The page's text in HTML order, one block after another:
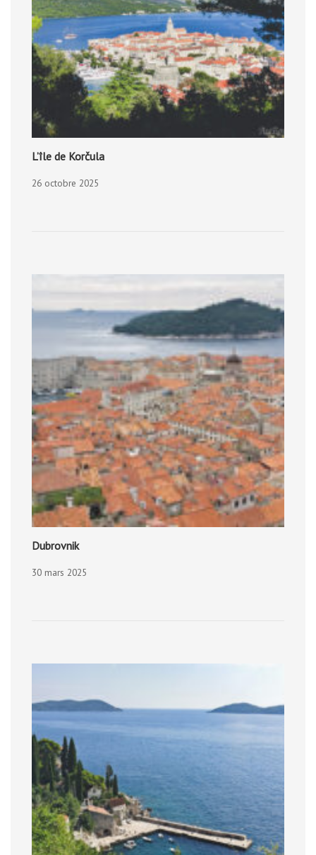
L’île de Korčula
26 octobre 2025
Dubrovnik
30 mars 2025